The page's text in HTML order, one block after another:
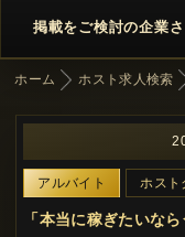
掲載をご検討の企業
ホーム ホスト求人検索
アルバイト ホスト
「本当に稼ぎたいな